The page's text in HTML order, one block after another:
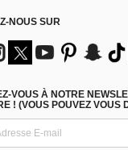
NOUS SUR
VOUS À NOTRE
! (VOUS POUVEZ VOUS